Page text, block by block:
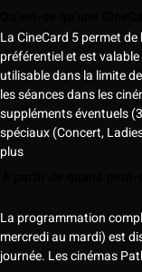
La CineCard 5 permet
préférentiel et est
utilisable dans la limite
les séances dans les
suppléments éventuels
spéciaux (Concert,
plus
La programmation
mercredi au mardi) est
journée. Les cinémas